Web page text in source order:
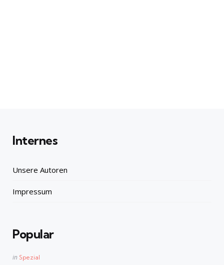
Internes
Unsere Autoren
Impressum
Popular
Posted
in Spezial